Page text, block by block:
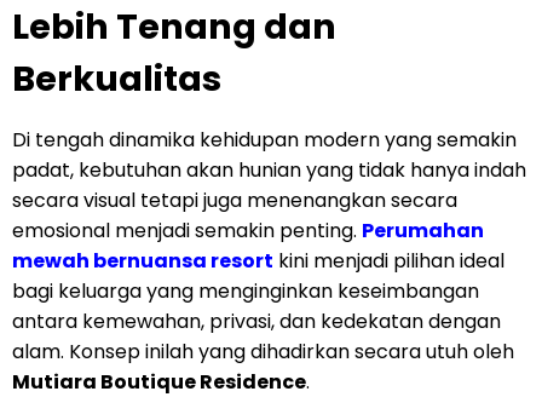
Lebih Tenang dan
Berkualitas
Di tengah dinamika kehidupan modern yang semakin
padat, kebutuhan akan hunian yang tidak hanya indah
secara visual tetapi juga menenangkan secara
emosional menjadi semakin penting. Perumahan
mewah bernuansa resort kini menjadi pilihan ideal
bagi keluarga yang menginginkan keseimbangan
antara kemewahan, privasi, dan kedekatan dengan
alam. Konsep inilah yang dihadirkan secara utuh oleh
Mutiara Boutique Residence.